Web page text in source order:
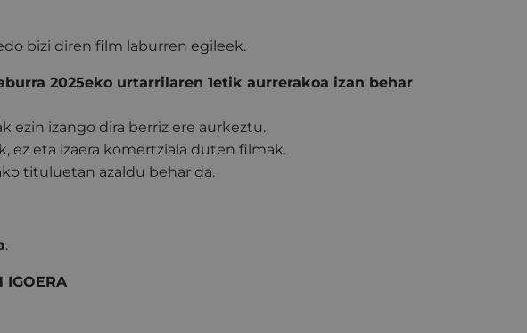
bizi diren film laburren egileek.
2025eko urtarrilaren 1etik aurrerakoa izan behar
ezin izango dira berriz ere aurkeztu.
ez eta izaera komertziala duten filmak.
tituluetan azaldu behar da.
.
IGOERA